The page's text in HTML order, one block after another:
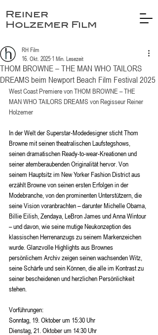
Reiner
Holzemer Film
THOM BROWNE – THE MAN WHO TAILORS
DREAMS beim Newport Beach Film Festival 2025
RH Film
16. Okt. 2025 1 Min. Lesezeit
West Coast Premiere von THOM BROWNE – THE
MAN WHO TAILORS DREAMS von Regisseur Reiner
Holzemer
In der Welt der Superstar-Modedesigner sticht Thom
Browne mit seinen theatralischen Laufstegshows,
seinen dramatischen Ready-to-wear-Kreationen und
seiner atemberaubenden Originalität hervor. Von
seinem Hauptsitz im New Yorker Fashion District aus
erzählt Browne von seinen ersten Erfolgen in der
Modebranche, von den prominenten Unterstützern, die
seine Vision voranbrachten – darunter Michelle Obama,
Billie Eilish, Zendaya, LeBron James und Anna Wintour
– und davon, wie seine mutige Neukonzeption des
klassischen Herrenanzugs zu seinem Markenzeichen
wurde. Glanzvolle Highlights aus Brownes
persönlichem Archiv zeigen seinen wachsenden Witz,
seine Schärfe und sein Können, die alle im Kontrast zu
seiner bescheidenen und herzlichen Persönlichkeit
stehen.
Vorführungen:
Sonntag, 19. Oktober um 15:30 Uhr
Dienstag, 21. Oktober um 14:30 Uhr